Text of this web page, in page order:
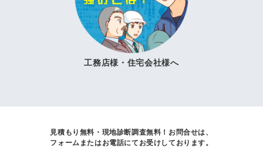
工務店様・住宅会社様へ
見積もり無料・現地診断調査無料！ お問合せは、
フォームまたはお電話にてお受けしております。